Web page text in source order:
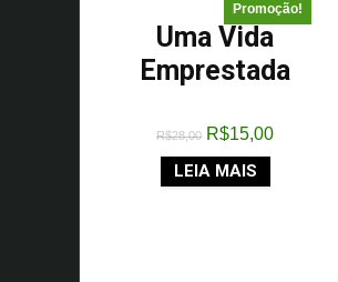
Promoção!
Uma Vida
Emprestada
R$28,00 R$15,00
LEIA MAIS